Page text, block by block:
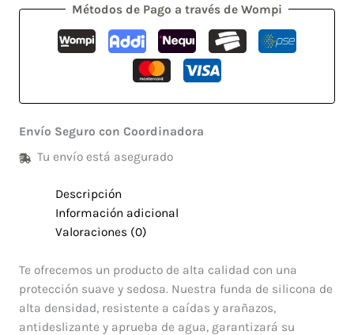
Métodos de Pago a través de Wompi
Envío Seguro con Coordinadora
Tu envío está asegurado
Descripción
Información adicional
Valoraciones (0)
Te ofrecemos un producto de alta calidad con una
protección suave y sedosa. Nuestra funda de silicona de
alta densidad, resistente a caídas y arañazos,
antideslizante y aprueba de agua, garantizará su